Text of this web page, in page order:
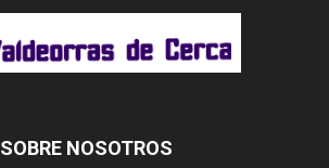
SOBRE NOSOTROS